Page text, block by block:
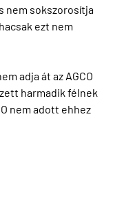
nem sokszorosítja
ezt nem
adja át az AGCO
harmadik félnek
nem adott ehhez